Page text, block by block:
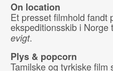
On location
Et presset filmhold fandt
ekspeditionsskib i
evigt.
Plys & popcorn
Tamilske og tyrkiske film